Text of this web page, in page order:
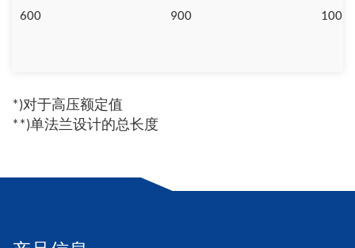
600 900 100
*)对于高压额定值
**)单法兰设计的总长度